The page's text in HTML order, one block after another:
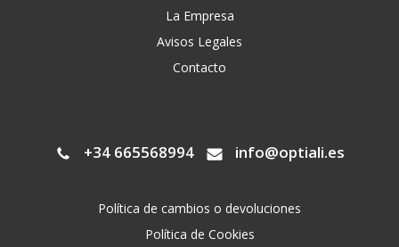
La Empresa
Avisos Legales
Contacto
+34 665568994 info@optiali.es
Política de cambios o devoluciones
Política de Cookies